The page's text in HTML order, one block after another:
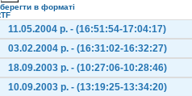
в форматі
11.05.2004 р. - (16:51:54-17:04:17)
03.02.2004 р. - (16:31:02-16:32:27)
18.09.2003 р. - (10:27:06-10:28:46)
10.09.2003 р. - (13:19:25-13:34:20)